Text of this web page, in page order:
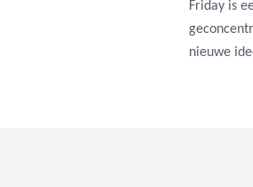
Friday is
nieuwe